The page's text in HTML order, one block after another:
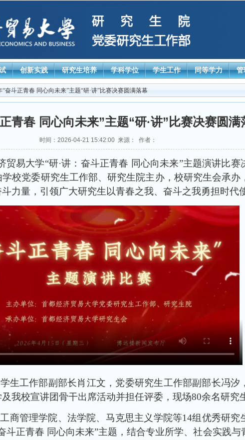
创新实践 研究生培养 学科学位 学生工作 同等学力 管
“奋斗正青春 同心向未来”主题“研·讲”比赛决赛圆满落幕
青春 同心向未来”主题“研·讲”比赛决赛圆满
时间：2026-04-21 15:42:00 来源： 作者：
贸易大学“研·讲：奋斗正青春 同心向未来”主题演讲比赛
校党委研究生工作部、研究生院主办，校研究生会承办
力量，引领广大研究生以青春之我、奋斗之我勇担时代
生工作部副部长肖江文，党委研究生工作部副部长冯汐
我校宣讲团骨干出席活动并担任评委，现场80余名研究
商管理学院、法学院、马克思主义学院等14组优秀研究
斗正青春 同心向未来”主题，结合专业所学、社会实践与